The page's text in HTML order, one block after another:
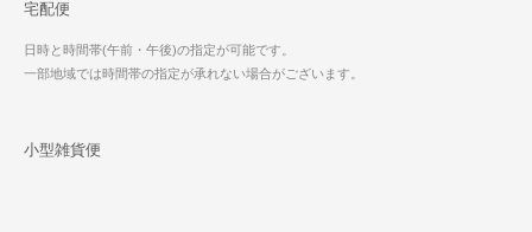
宅配便
日時と時間帯(午前・午後)の指定が可能です。
一部地域では時間帯の指定が承れない場合がございます。
小型雑貨便